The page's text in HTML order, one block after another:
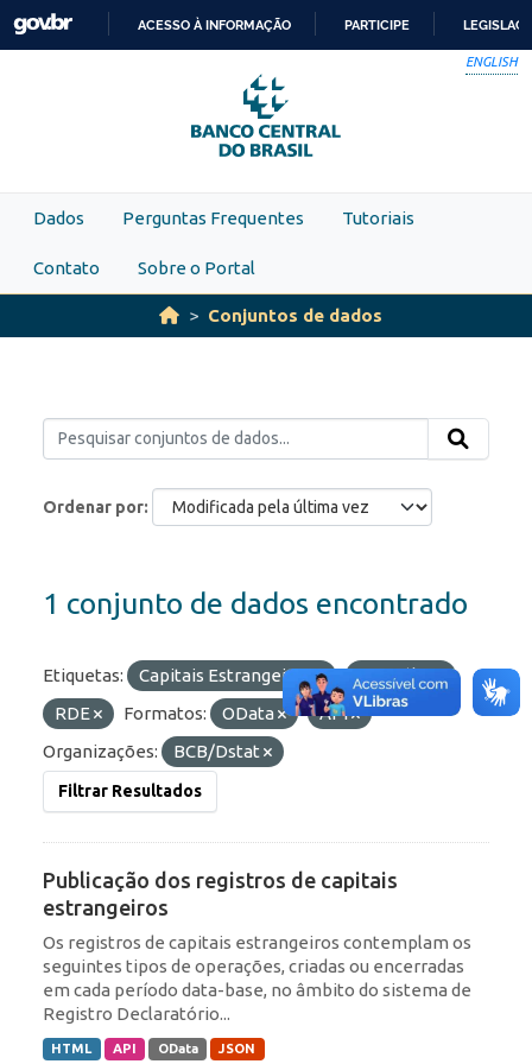
Skip to main content
PARA
O
CONTEÚDO
ACESSO À INFORMAÇÃO PARTICIPE
ENGLISH
Dados Perguntas Frequentes Tutoriais
Contato Sobre o Portal
Conjuntos de dados
Ordenar por
1 conjunto de dados encontrado
Etiquetas: Capitais Estrangeiros
Portfólio
RDE
Formatos: OData
API
Organizações:
BCB/Dstat
Filtrar Resultados
Publicação dos registros de capitais
estrangeiros
Os registros de capitais estrangeiros contemplam os
seguintes tipos de operações, criadas ou encerradas
em cada período data-base, no âmbito do sistema de
Registro Declaratório...
HTML API OData JSON